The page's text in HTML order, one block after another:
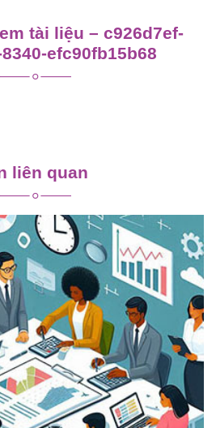
tài liệu – c926d7ef-
efc90fb15b68
liên quan